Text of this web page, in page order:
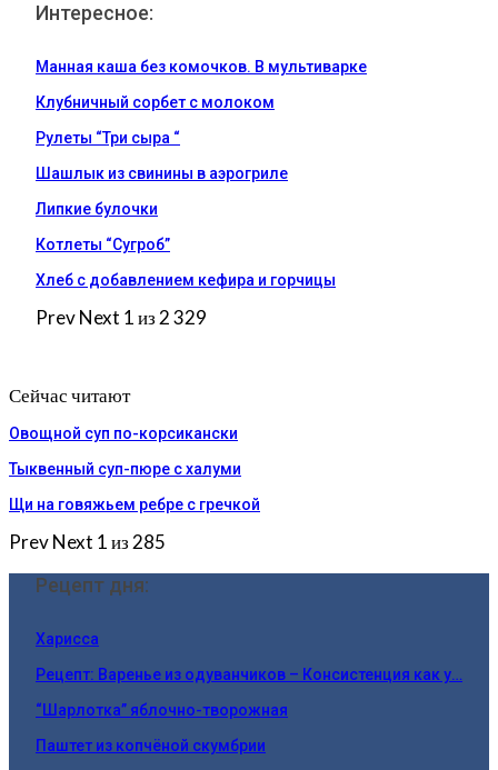
Интересное:
Манная каша без комочков. В мультиварке
Клубничный сорбет с молоком
Рулеты “Три сыра “
Шашлык из свинины в аэрогриле
Липкие булочки
Котлеты “Сугроб”
Хлеб с добавлением кефира и горчицы
PrevNext 1 из 2 329
Сейчас читают
Овощной суп по-корсикански
Тыквенный суп-пюре с халуми
Щи на говяжьем ребре с гречкой
PrevNext 1 из 285
Рецепт дня:
Харисса
Рецепт: Варенье из одуванчиков – Консистенция как у…
“Шарлотка” яблочно-творожная
Паштет из копчёной скумбрии